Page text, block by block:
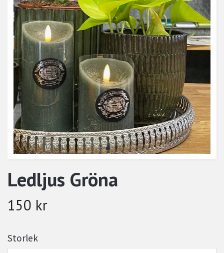
Ledljus Gröna
150 kr
Storlek